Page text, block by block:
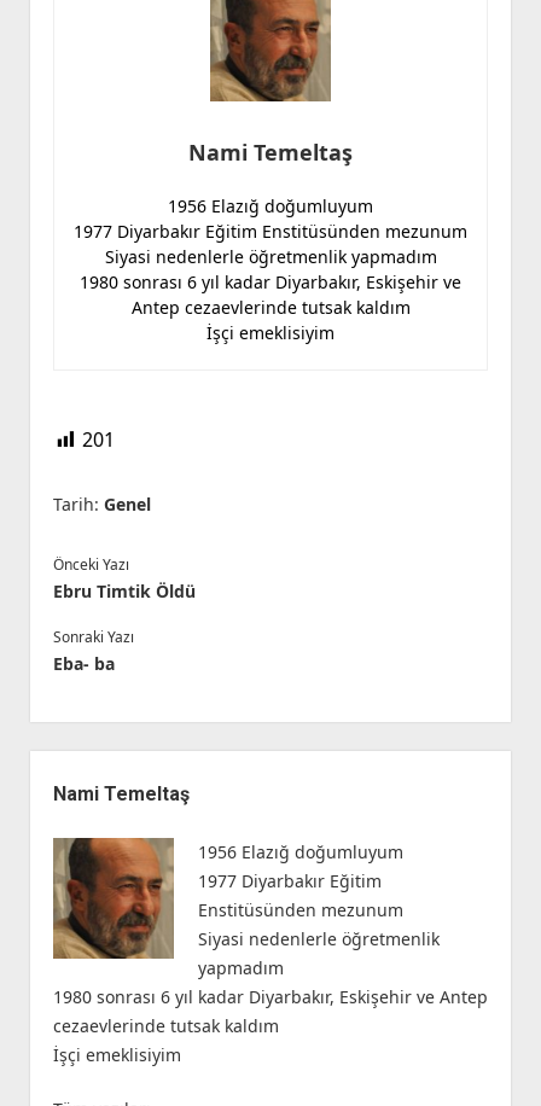
Nami Temeltaş
1956 Elazığ doğumluyum
1977 Diyarbakır Eğitim Enstitüsünden mezunum
Siyasi nedenlerle öğretmenlik yapmadım
1980 sonrası 6 yıl kadar Diyarbakır, Eskişehir ve
Antep cezaevlerinde tutsak kaldım
İşçi emeklisiyim
201
Tarih: Genel
Önceki Yazı
Ebru Timtik Öldü
Sonraki Yazı
Eba- ba
Menü
Nami Temeltaş
1956 Elazığ doğumluyum
1977 Diyarbakır Eğitim
Enstitüsünden mezunum
Siyasi nedenlerle öğretmenlik
yapmadım
1980 sonrası 6 yıl kadar Diyarbakır, Eskişehir ve Antep
cezaevlerinde tutsak kaldım
İşçi emeklisiyim